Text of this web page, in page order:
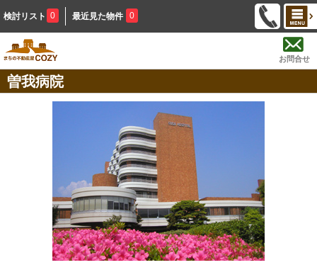
検討リスト 0 最近見た物件 0
お問合せ
曽我病院